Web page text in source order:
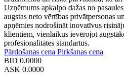
Uzņēmums apkalpo dažas no
augstas neto vērtības privātpersonas
apņēmies nodrošināt inovatīvus
klientiem, vienlaikus ievērojot
profesionalitātes standartus.
Pārdošanas cena Pirkšanas cena
BID 0.0000
ASK 0.0000